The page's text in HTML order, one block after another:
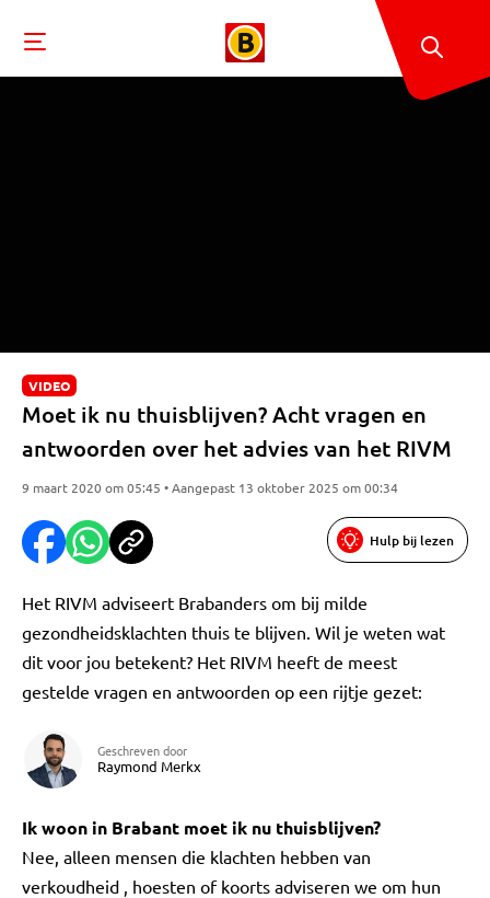
VIDEO
Moet ik nu thuisblijven? Acht vragen en
antwoorden over het advies van het RIVM
9 maart 2020 om 05:45 • Aangepast 13 oktober 2025 om 00:34
Hulp bij lezen
Het RIVM adviseert Brabanders om bij milde
gezondheidsklachten thuis te blijven. Wil je weten wat
dit voor jou betekent? Het RIVM heeft de meest
gestelde vragen en antwoorden op een rijtje gezet:
Geschreven door
Raymond Merkx
Ik woon in Brabant moet ik nu thuisblijven?
Nee, alleen mensen die klachten hebben van
verkoudheid , hoesten of koorts adviseren we om hun